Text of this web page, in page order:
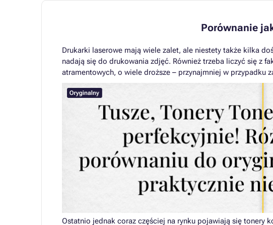
Porównanie
Drukarki laserowe mają wiele zalet, ale niestety także kilka
nadają się do drukowania zdjęć. Również trzeba liczyć się z
atramentowych, o wiele droższe – przynajmniej w przypadku
Ostatnio jednak coraz częściej na rynku pojawiają się tonery